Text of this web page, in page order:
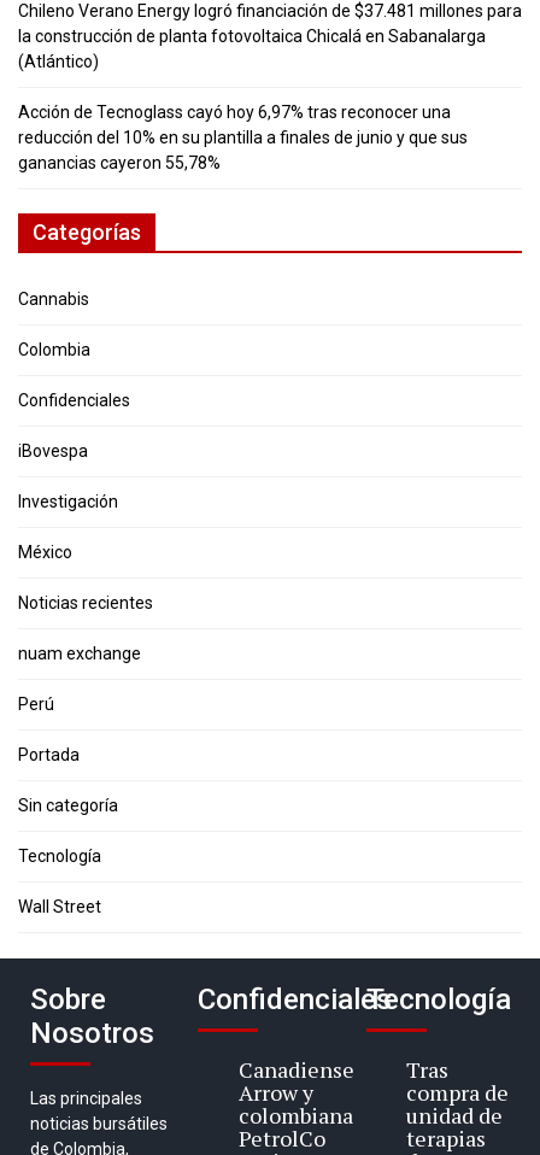
Chileno Verano Energy logró financiación de $37.481 millones para
la construcción de planta fotovoltaica Chicalá en Sabanalarga
(Atlántico)
Acción de Tecnoglass cayó hoy 6,97% tras reconocer una
reducción del 10% en su plantilla a finales de junio y que sus
ganancias cayeron 55,78%
Categorías
Cannabis
Colombia
Confidenciales
iBovespa
Investigación
México
Noticias recientes
nuam exchange
Perú
Portada
Sin categoría
Tecnología
Wall Street
Sobre
Nosotros
Las principales
noticias bursátiles
de Colombia,
Confidenciales
Canadiense
Arrow y
colombiana
PetrolCo
Tecnología
Tras
compra de
unidad de
terapias